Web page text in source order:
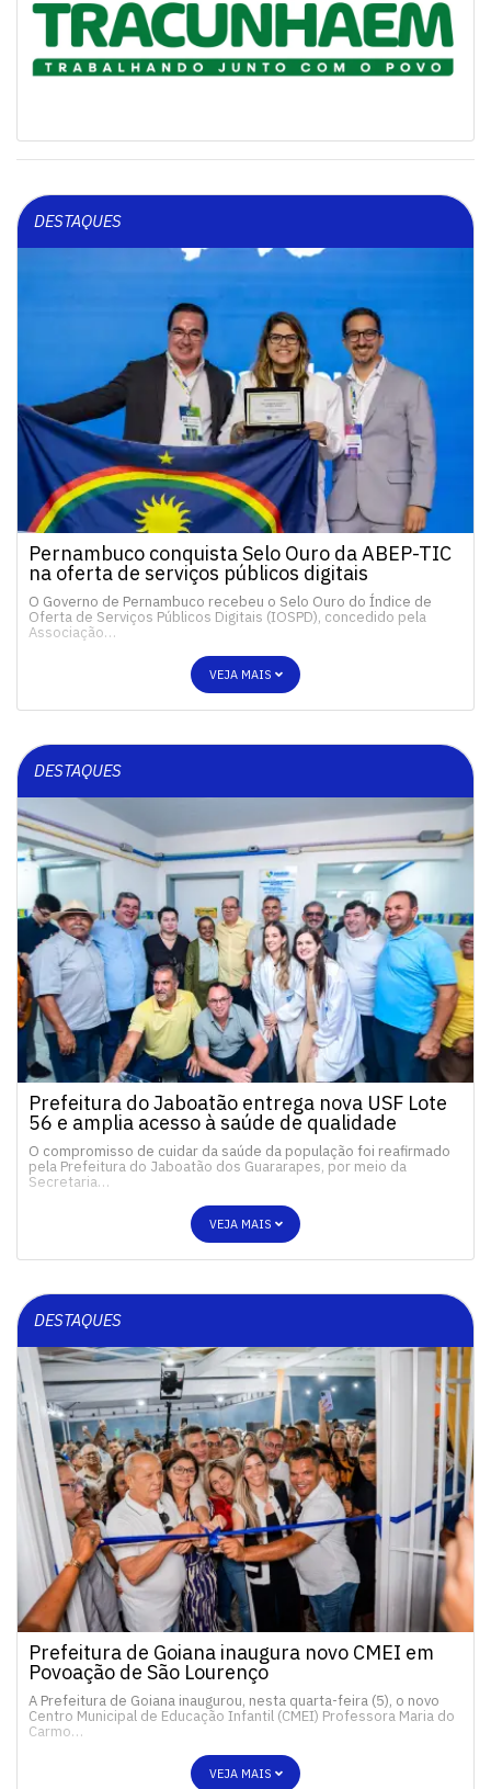
DESTAQUES
Pernambuco conquista Selo Ouro da ABEP-TIC
na oferta de serviços públicos digitais
O Governo de Pernambuco recebeu o Selo Ouro do Índice de
Oferta de Serviços Públicos Digitais (IOSPD), concedido pela
Associação…
VEJA MAIS
DESTAQUES
Prefeitura do Jaboatão entrega nova USF Lote
56 e amplia acesso à saúde de qualidade
O compromisso de cuidar da saúde da população foi reafirmado
pela Prefeitura do Jaboatão dos Guararapes, por meio da
Secretaria…
VEJA MAIS
DESTAQUES
Prefeitura de Goiana inaugura novo CMEI em
Povoação de São Lourenço
A Prefeitura de Goiana inaugurou, nesta quarta-feira (5), o novo
Centro Municipal de Educação Infantil (CMEI) Professora Maria do
Carmo…
VEJA MAIS